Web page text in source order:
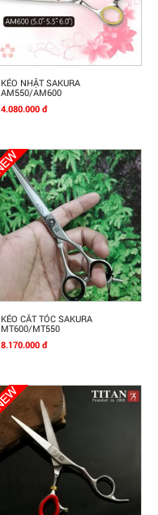
Mua Ngay
KÉO NHẬT SAKURA
AM550/AM600
4.080.000 đ
Mua Ngay
KÉO CẮT TÓC SAKURA
MT600/MT550
8.170.000 đ